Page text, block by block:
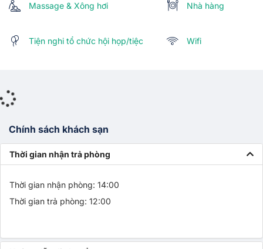
Massage & Xông hơi Nhà hàng
Tiện nghi tổ chức hội họp/tiệc Wifi
Chính sách khách sạn
Thời gian nhận trả phòng
Thời gian nhận phòng: 14:00
Thời gian trả phòng: 12:00